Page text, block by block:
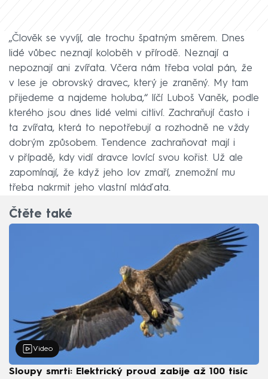
„Člověk se vyvíjí, ale trochu špatným směrem. Dnes
lidé vůbec neznají koloběh v přírodě. Neznají a
nepoznají ani zvířata. Včera nám třeba volal pán, že
v lese je obrovský dravec, který je zraněný. My tam
přijedeme a najdeme holuba,“ líčí Luboš Vaněk, podle
kterého jsou dnes lidé velmi citliví. Zachraňují často i
ta zvířata, která to nepotřebují a rozhodně ne vždy
dobrým způsobem. Tendence zachraňovat mají i
v případě, kdy vidí dravce lovící svou kořist. Už ale
zapomínají, že když jeho lov zmaří, znemožní mu
třeba nakrmit jeho vlastní mláďata.
Čtěte také
Video
Sloupy smrti: Elektrický proud zabije až 100 tisíc